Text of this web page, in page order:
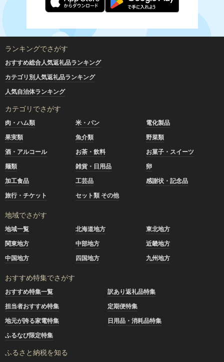
ランキングでさがす
おすすめ総合人気返礼品ランキング
カテゴリ別人気返礼品ランキング
人気自治体ランキング
カテゴリでさがす
肉・ハム類 米・パン
電化製品
果実類
魚介類
野菜類
酒・アルコール
お茶・飲料
お菓子・スイーツ
麺類
雑貨・日用品
卵
加工食品
工芸品
感謝状・記念品
旅行・チケット
セット類 その他
地域でさがす
地域一覧 北海道地方
東北地方
関東地方
中部地方
近畿地方
中国地方
四国地方 九州地方
おすすめ特集でさがす
おすすめ特集一覧
訳あり返礼品特集
担当者おすすめ特集
定期便特集
地元が誇る家電特集
日用品・消耗品特集
ふるなび限定特集
ふるさと納税を知る